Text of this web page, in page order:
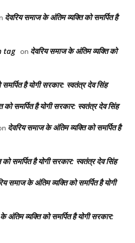
देवरिय समाज के अंतिम व्यक्ति को समर्पित है
tag on देवरिय समाज के अंतिम व्यक्ति को
है योगी सरकार: स्वतंत्र देव सिंह
समर्पित है योगी सरकार: स्वतंत्र देव सिंह
देवरिय समाज के अंतिम व्यक्ति को समर्पित है
समर्पित है योगी सरकार: स्वतंत्र देव सिंह
समाज के अंतिम व्यक्ति को समर्पित है योगी
अंतिम व्यक्ति को समर्पित है योगी सरकार: